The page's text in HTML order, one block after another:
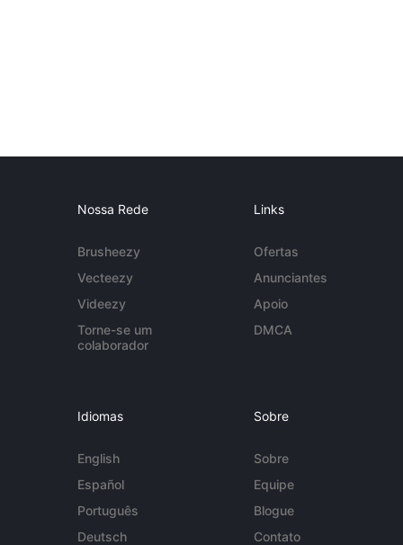
Nossa Rede
Brusheezy
Vecteezy
Videezy
Torne-se um
colaborador
Links
Ofertas
Anunciantes
Apoio
DMCA
Idiomas
English
Español
Português
Deutsch
Sobre
Sobre
Equipe
Blogue
Contato